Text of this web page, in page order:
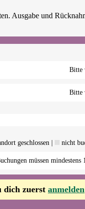
Bitte
Bitte
geschlossen | nicht
müssen
dich zuerst anmelden